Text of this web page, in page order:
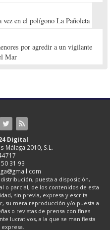
en el polígono La Pañoleta
por agredir a un vigilante
Mar
Digital
Málaga 2010, S.L.
31 93
puesta a disposición,
o parcial, de los contenidos de esta
sin previa, expresa y escrita
su mera reproducción y/o puesta a
o revistas de prensa con fines
lucrativos, a la que se manifiesta